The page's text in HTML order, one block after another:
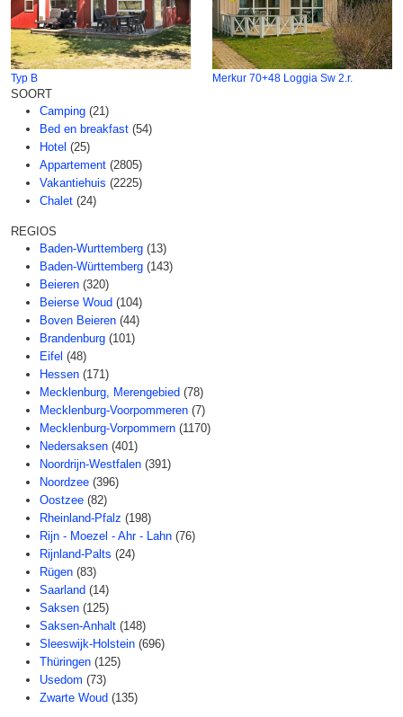
Typ B Merkur 70+48 Loggia Sw 2.r.
SOORT
Camping (21)
Bed en breakfast (54)
Hotel (25)
Appartement (2805)
Vakantiehuis (2225)
Chalet (24)
REGIOS
Baden-Wurttemberg (13)
Baden-Württemberg (143)
Beieren (320)
Beierse Woud (104)
Boven Beieren (44)
Brandenburg (101)
Eifel (48)
Hessen (171)
Mecklenburg, Merengebied (78)
Mecklenburg-Voorpommeren (7)
Mecklenburg-Vorpommern (1170)
Nedersaksen (401)
Noordrijn-Westfalen (391)
Noordzee (396)
Oostzee (82)
Rheinland-Pfalz (198)
Rijn - Moezel - Ahr - Lahn (76)
Rijnland-Palts (24)
Rügen (83)
Saarland (14)
Saksen (125)
Saksen-Anhalt (148)
Sleeswijk-Holstein (696)
Thüringen (125)
Usedom (73)
Zwarte Woud (135)